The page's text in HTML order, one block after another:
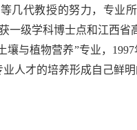
几代教授的努力，专业
级学科博士点和江西省
与植物营养”专业，
人才的培养形成自己鲜明